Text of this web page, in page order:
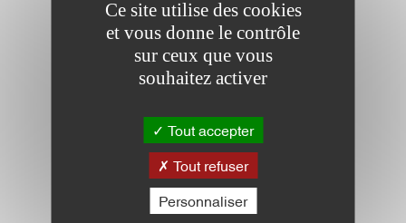
Ce site utilise des cookies
et vous donne le contrôle
sur ceux que vous
souhaitez activer
Tout accepter
Tout refuser
Personnaliser